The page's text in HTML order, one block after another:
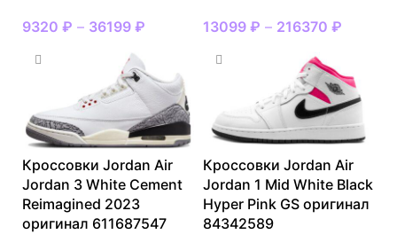
9320 ₽ – 36199 ₽ 13099 ₽ – 216370 ₽
Кроссовки Jordan Air
Jordan 3 White Cement
Reimagined 2023
оригинал 611687547
Кроссовки Jordan Air
Jordan 1 Mid White Black
Hyper Pink GS оригинал
84342589